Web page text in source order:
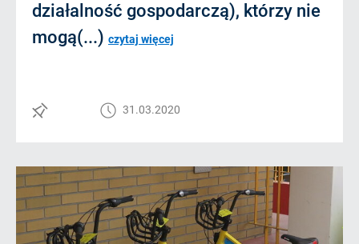
działalność gospodarczą), którzy nie
mogą(...) czytaj więcej
31.03.2020